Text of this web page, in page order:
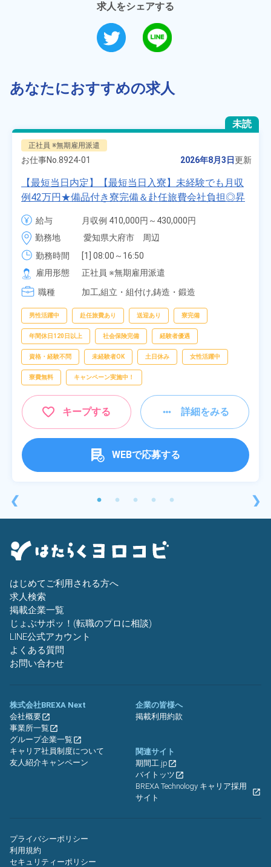
求人をシェアする
あなたにおすすめの求人
❮
未読
正社員 ※無期雇用派遣
お仕事No. 8924-01 2026年8月3日更新
【最短当日内定】【最短当日入寮】未経験でも月収
例42万円★備品付き寮完備＆赴任旅費会社負担◎昇
給・業績賞与あり！組立や塗装など自動車製造の各
種作業！《愛知県大府市》
給与
月収例 410,000円～430,000円
月給 277,000円～277,000円
勤務地
愛知県大府市　周辺
勤務時間
[1] 08:00～16:50
[2] 06:25～15:10
[3] 17:05～01:50
雇用形態
正社員 ※無期雇用派遣
職種
加工,組立・組付け,鋳造・鍛造
男性活躍中 赴任旅費あり 送迎あり 寮完備
年間休日120日以上 社会保険完備 経験者優遇
資格・経験不問 未経験者OK 土日休み 女性活躍中
寮費無料 キャンペーン実施中！
キープする 詳細をみる
WEBで応募する
❯
はじめてご利用される方へ
求人検索
掲載企業一覧
じょぶサポッ！(転職のプロに相談)
LINE公式アカウント
よくある質問
お問い合わせ
株式会社BREXA Next
会社概要
事業所一覧
グループ企業一覧
キャリア社員制度について
友人紹介キャンペーン
企業の皆様へ
掲載利用約款
関連サイト
期間工.jp
バイトッツ
BREXA Technology キャリア採用
サイト
プライバシーポリシー
利用規約
セキュリティーポリシー